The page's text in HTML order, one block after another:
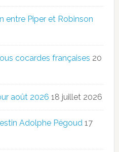
entre Piper et Robinson
cocardes françaises 20
août 2026 18 juillet 2026
Adolphe Pégoud 17